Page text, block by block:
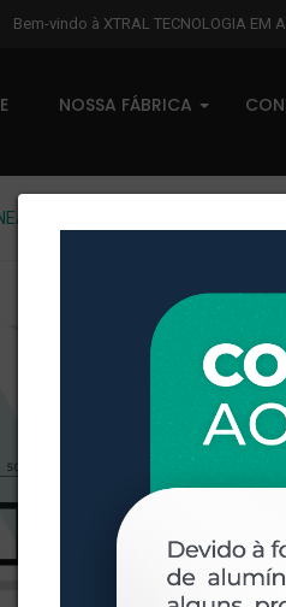
Bem-vindo à XTRAL TECNOLOGIA EM
NOSSA FÁBRICA
0,482kg/m